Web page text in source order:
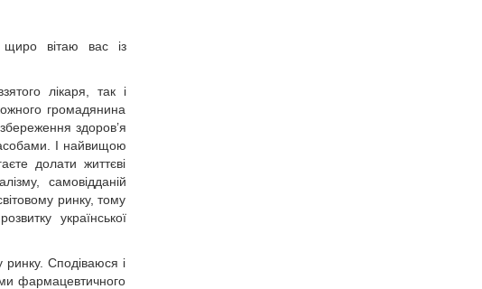
щиро вітаю вас із
лікаря, так і
громадянина
здоров’я
І найвищою
долати життєві
самовідданій
ринку, тому
української
ринку. Сподіваюся і
фармацевтичного